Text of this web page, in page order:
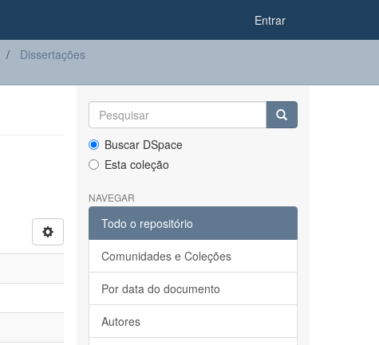
Entrar
Dissertações
Buscar DSpace
Esta coleção
NAVEGAR
Todo o repositório
Comunidades e Coleções
Por data do documento
Autores